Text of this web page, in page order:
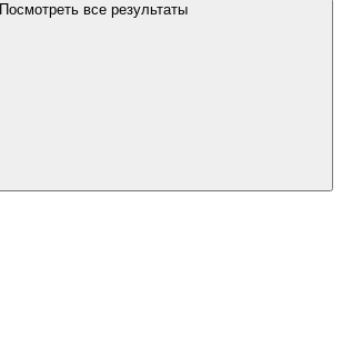
Посмотреть все результаты